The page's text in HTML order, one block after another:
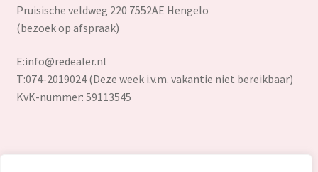
Pruisische veldweg 220 7552AE Hengelo
(bezoek op afspraak)
E:info@redealer.nl
T:074-2019024 (Deze week i.v.m. vakantie niet bereikbaar)
KvK-nummer: 59113545